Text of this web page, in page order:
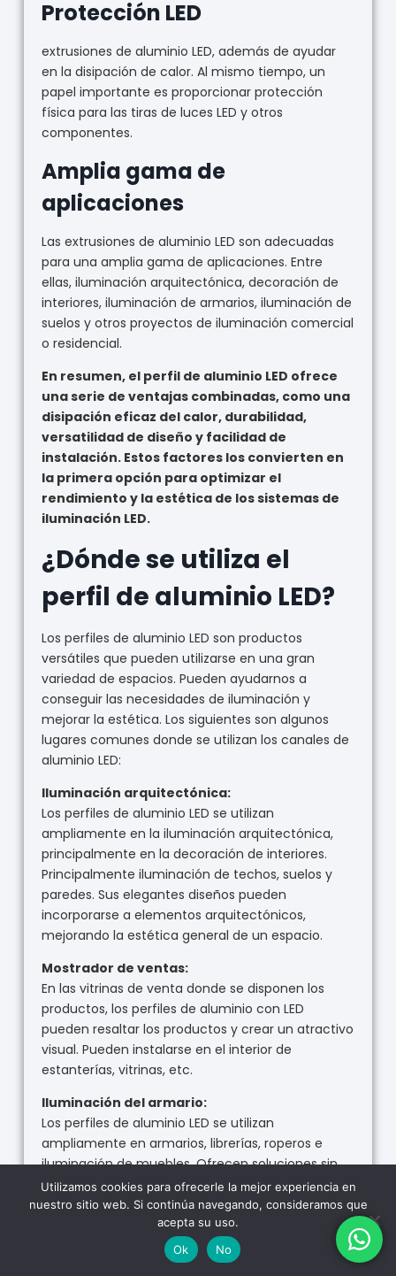
Protección LED
extrusiones de aluminio LED, además de ayudar
en la disipación de calor. Al mismo tiempo, un
papel importante es proporcionar protección
física para las tiras de luces LED y otros
componentes.
Amplia gama de
aplicaciones
Las extrusiones de aluminio LED son adecuadas
para una amplia gama de aplicaciones. Entre
ellas, iluminación arquitectónica, decoración de
interiores, iluminación de armarios, iluminación de
suelos y otros proyectos de iluminación comercial
o residencial.
En resumen, el perfil de aluminio LED ofrece
una serie de ventajas combinadas, como una
disipación eficaz del calor, durabilidad,
versatilidad de diseño y facilidad de
instalación. Estos factores los convierten en
la primera opción para optimizar el
rendimiento y la estética de los sistemas de
iluminación LED.
¿Dónde se utiliza el
perfil de aluminio LED?
Los perfiles de aluminio LED son productos
versátiles que pueden utilizarse en una gran
variedad de espacios. Pueden ayudarnos a
conseguir las necesidades de iluminación y
mejorar la estética. Los siguientes son algunos
lugares comunes donde se utilizan los canales de
aluminio LED:
Iluminación arquitectónica:
Los perfiles de aluminio LED se utilizan
ampliamente en la iluminación arquitectónica,
principalmente en la decoración de interiores.
Principalmente iluminación de techos, suelos y
paredes. Sus elegantes diseños pueden
incorporarse a elementos arquitectónicos,
mejorando la estética general de un espacio.
Mostrador de ventas:
En las vitrinas de venta donde se disponen los
productos, los perfiles de aluminio con LED
pueden resaltar los productos y crear un atractivo
visual. Pueden instalarse en el interior de
estanterías, vitrinas, etc.
Iluminación del armario:
Los perfiles de aluminio LED se utilizan
ampliamente en armarios, librerías, roperos e
iluminación de muebles. Ofrecen soluciones sin
juntas y energéticamente eficientes que aportan
soluciones de iluminación a la vez que realzan el
Espacio de oficinas:
Utilizamos cookies para ofrecerle la mejor experiencia en
nuestro sitio web. Si continúa navegando, consideramos que
acepta su uso.
Ok
No